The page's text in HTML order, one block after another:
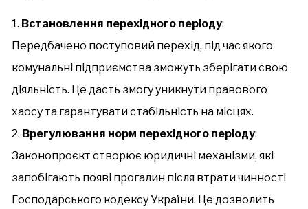
Встановлення перехідного періоду:
Передбачено поступовий перехід, під час якого
комунальні підприємства зможуть зберігати свою
діяльність. Це дасть змогу уникнути правового
хаосу та гарантувати стабільність на місцях.
Врегулювання норм перехідного періоду:
Законопроєкт створює юридичні механізми, які
запобігають появі прогалин після втрати чинності
Господарського кодексу України. Це дозволить